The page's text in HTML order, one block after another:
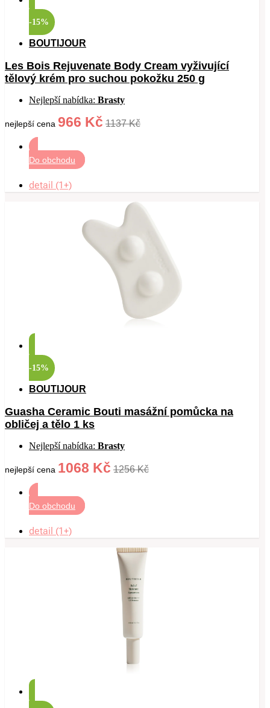
-15%
BOUTIJOUR
Les Bois Rejuvenate Body Cream vyživující
tělový krém pro suchou pokožku 250 g
Nejlepší nabídka: Brasty
nejlepší cena 966 Kč 1137 Kč
Do obchodu
detail (1+)
-15%
BOUTIJOUR
Guasha Ceramic Bouti masážní pomůcka na
obličej a tělo 1 ks
Nejlepší nabídka: Brasty
nejlepší cena 1068 Kč 1256 Kč
Do obchodu
detail (1+)